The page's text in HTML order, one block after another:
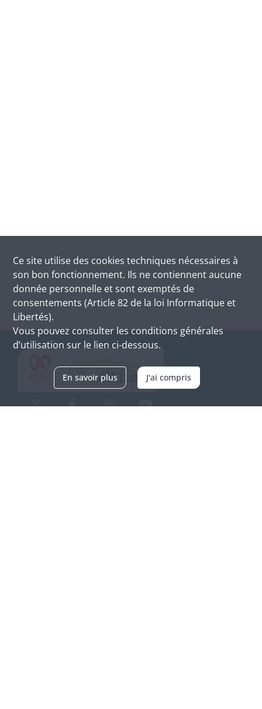
Ce site utilise des cookies techniques nécessaires à
son bon fonctionnement. Ils ne contiennent aucune
donnée personnelle et sont exemptés de
consentements (Article 82 de la loi Informatique et
Libertés).
Vous pouvez consulter les conditions générales
d’utilisation sur le lien ci-dessous.
En savoir plus J'ai compris